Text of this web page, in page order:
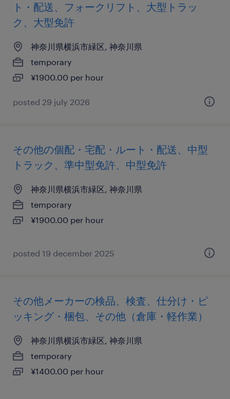
ト・配送、フォークリフト、大型トラッ
ク、大型免許
神奈川県横浜市緑区, 神奈川県
temporary
¥1900.00 per hour
posted 29 july 2026
その他の個配・宅配・ルート・配送、中型
トラック、準中型免許、中型免許
神奈川県横浜市緑区, 神奈川県
temporary
¥1900.00 per hour
posted 19 december 2025
その他メーカーの検品、検査、仕分け・ピ
ッキング・梱包、その他（倉庫・軽作業）
神奈川県横浜市緑区, 神奈川県
temporary
¥1400.00 per hour